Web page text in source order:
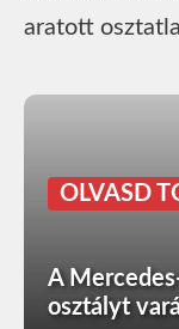
aratott
OLVASD
A
osztályt